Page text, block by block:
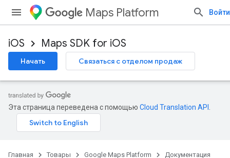
Maps Platform Войти
iOS Maps SDK for iOS
Начать Связаться с отделом продаж
Эта страница переведена с помощью Cloud Translation API
Главная Товары Google Maps Platform
Документация